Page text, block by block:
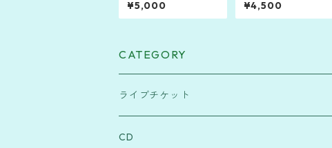
2026 ～沖縄師走冬銀
河★島のXmas～（那
¥5,000
Tシャツ
¥4,500
CATEGORY
ライブチケット
Music Lane Festival Okinawa
CD